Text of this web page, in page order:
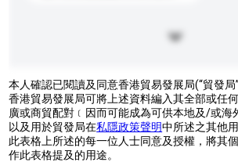
本人確認已閱讀及同意香港貿易發展局(“貿發局
香港貿易發展局可將上述資料編入其全部或任
廣或商貿配對﹝因而可能成為可供本地及/或海
以及用於貿發局在私隱政策聲明中所述之其他
此表格上所述的每一位人士同意及授權，將其
作此表格提及的用途。